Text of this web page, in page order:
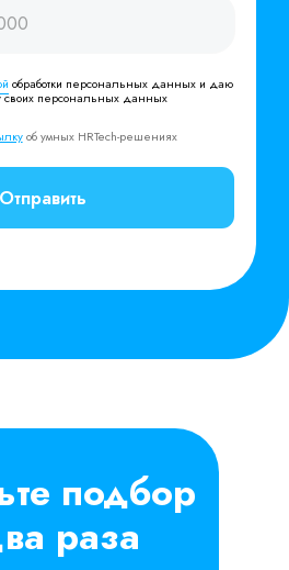
подбор
раза
округ
помещ. 2/5
ПО
ПО
технологий.
27 366).